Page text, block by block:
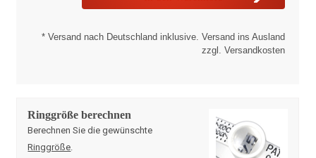
* Versand nach Deutschland inklusive. Versand ins Ausland
zzgl. Versandkosten
Ringgröße berechnen
Berechnen Sie die gewünschte
Ringgröße